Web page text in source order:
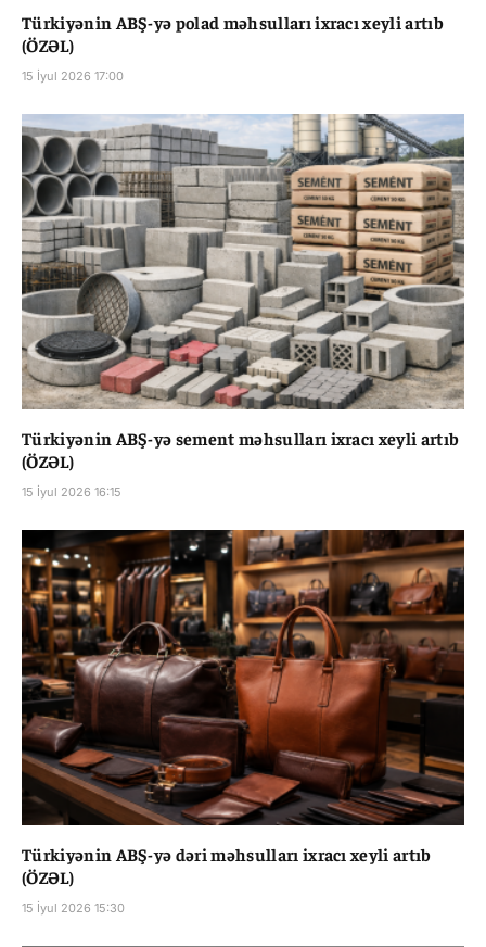
Türkiyənin ABŞ-yə polad məhsulları ixracı xeyli artıb
(ÖZƏL)
15 İyul 2026 17:00
Türkiyənin ABŞ-yə sement məhsulları ixracı xeyli artıb
(ÖZƏL)
15 İyul 2026 16:15
Türkiyənin ABŞ-yə dəri məhsulları ixracı xeyli artıb
(ÖZƏL)
15 İyul 2026 15:30